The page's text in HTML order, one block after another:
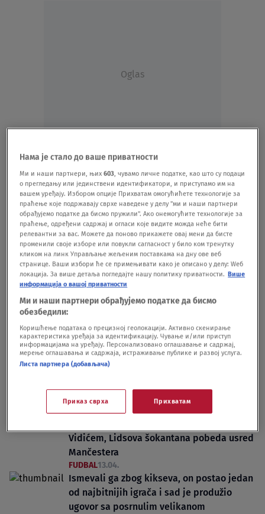
Oglas
Malo ko bi uradio ono što je on: Jedna
odluka nakon nesreće šokirala čak i
njegovog oca
FUDBAL06.06.
Zvanično: Proglašen igrač sezone u
Premijer ligi i nije Holan
FUDBAL23.05.
Aleks Ferguson hitno prebačen u bolnicu
FUDBAL03.05.
Oglas
Vidićem, Lidsova šokantana pobeda usred
Mančestera
FUDBAL13.04.
Ismevali ga zbog kikseva, on postao jedan
od najbitnijih igrača i sad je produžio
ugovor sa posrnulim velikanom
Нама је стало до ваше приватности
Ми и наши партнери, њих603 , чувамо личне податке, као што су подаци
о прегледању или јединствени идентификатори, и приступамо им на
вашем уређају. Избором опције Прихватам омогућићете технологије за
праћење које подржавају сврхе наведене у делу "ми и наши партнери
обрађујемо податке да бисмо пружили". Ако онемогућите технологије за
праћење, одређени садржај и огласи које видите можда неће бити
релевантни за вас. Можете да поново прикажете овај мени да бисте
променили своје изборе или повукли сагласност у било ком тренутку
кликом на линк Управљање жељеним поставкама на дну ове веб
странице. Ваши избори ће се примењивати како је описано у делу: Wеб
локација. За више детаља погледајте нашу политику приватности. Више
информација о вашој приватности
Ми и наши партнери обрађујемо податке да бисмо
обезбедили:
Коришћење података о прецизној геолокацији. Активно скенирање
карактеристика уређаја за идентификацију. Чување и/или приступ
информацијама на уређају. Персонализовано оглашавање и садржај,
мерење оглашавања и садржаја, истраживање публике и развој услуга.
Листа партнера (добављача)
Приказ сврха Прихватам